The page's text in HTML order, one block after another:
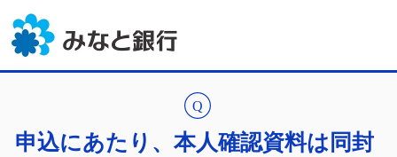
申込にあたり、本人確認資料は同封